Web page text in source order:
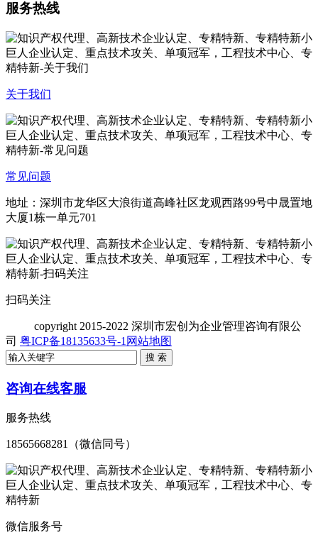
服务热线
关于我们
常见问题
地址：深圳市龙华区大浪街道高峰社区龙观西路99号中晟置地
大厦1栋一单元701
扫码关注
copyright 2015-2022 深圳市宏创为企业管理咨询有限公
司 粤ICP备18135633号-1 网站地图
咨询在线客服
服务热线
18565668281（微信同号）
微信服务号